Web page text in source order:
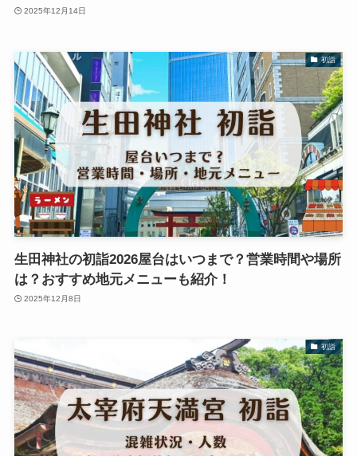
2025年12月14日
初詣
生田神社の初詣2026屋台はいつまで？営業時間や場所
は？おすすめ地元メニューも紹介！
2025年12月8日
初詣